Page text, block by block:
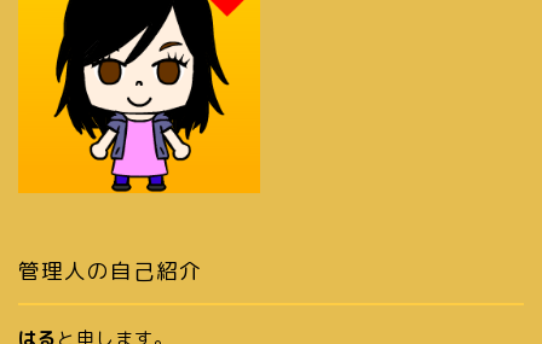
管理人の自己紹介
はると申します。